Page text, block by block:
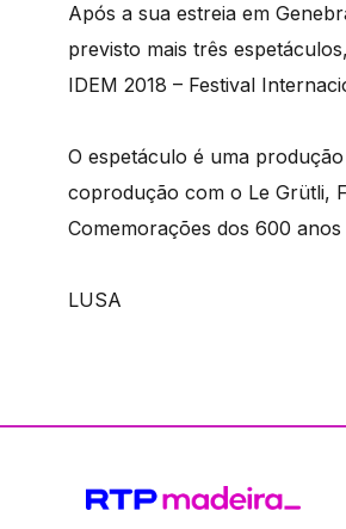
Após a sua estreia em
previsto mais três
IDEM 2018 – Festival
O espetáculo é uma
coprodução com o Le Grütli,
Comemorações dos 600
LUSA